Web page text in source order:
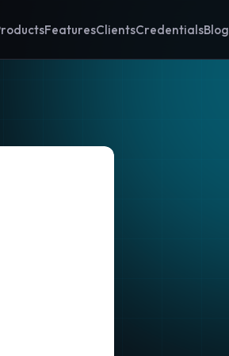
FeaturesClientsCredentialsBlog